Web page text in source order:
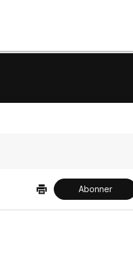
Abonner